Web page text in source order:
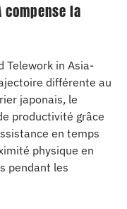
compense la
Telework in Asia-
différente au
japonais, le
productivité grâce
en temps
physique en
pendant les